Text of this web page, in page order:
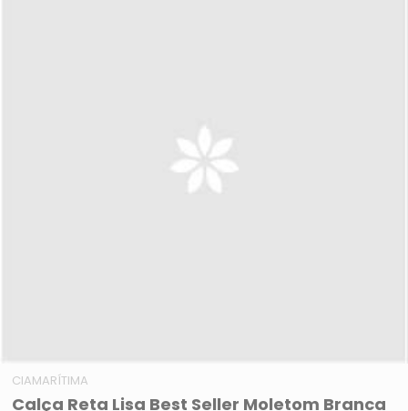
CIAMARÍTIMA
Calça Reta Lisa Best Seller Moletom Branca